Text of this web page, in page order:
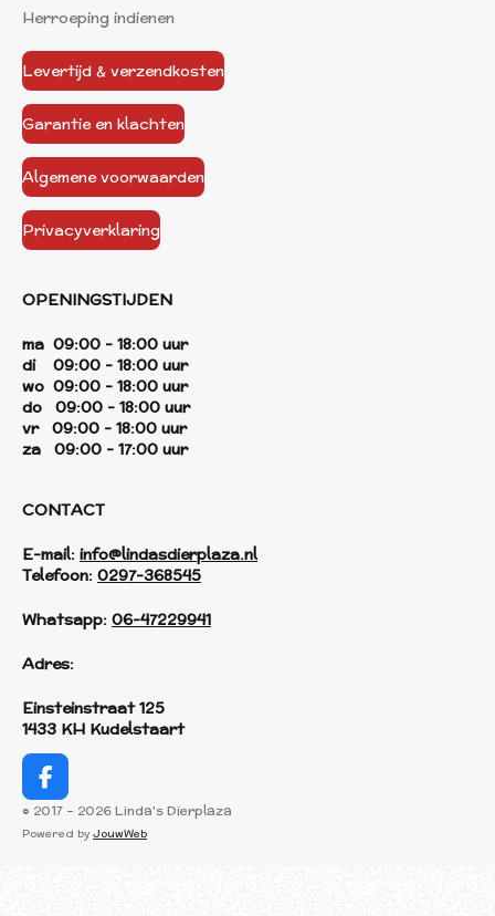
Herroeping indienen
Levertijd & verzendkosten
Garantie en klachten
Algemene voorwaarden
Privacyverklaring
OPENINGSTIJDEN
ma 09:00 - 18:00 uur
di 09:00 - 18:00 uur
wo 09:00 - 18:00 uur
do 09:00 - 18:00 uur
vr 09:00 - 18:00 uur
za 09:00 - 17:00 uur
CONTACT
E-mail: info@lindasdierplaza.nl
Telefoon: 0297-368545
Whatsapp: 06-47229941
Adres:
Einsteinstraat 125
1433 KH Kudelstaart
F
a
c
© 2017 - 2026 Linda's Dierplaza
Powered by JouwWeb